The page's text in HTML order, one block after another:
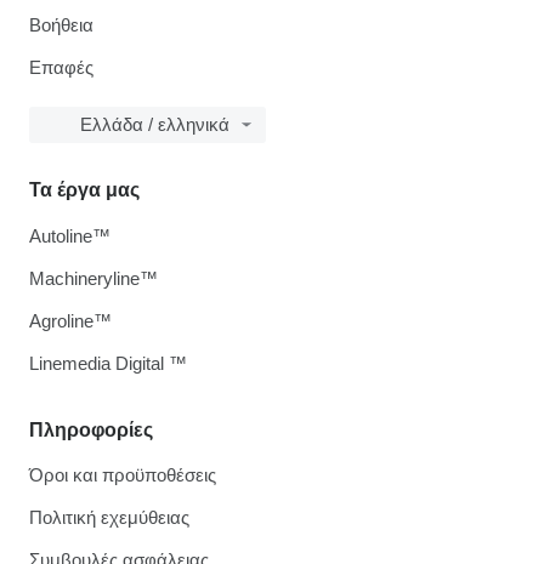
Βοήθεια
Επαφές
Ελλάδα / ελληνικά
Πληροφορίες
Όροι και προϋποθέσεις
Πολιτική εχεμύθειας
Συμβουλές ασφάλειας
Τα έργα μας
Autoline™
Machineryline™
Agroline™
Linemedia Digital ™